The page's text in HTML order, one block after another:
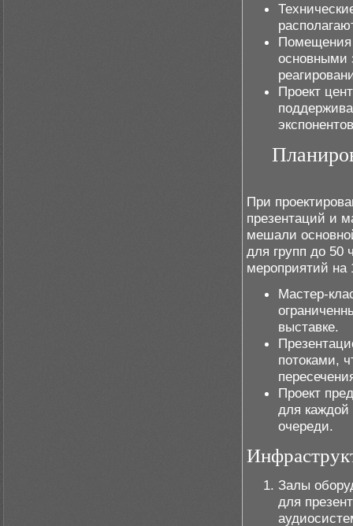
Помещения
основными
Проект
При
презентаций и
мешали
для групп до 50
мероприятий на
Мастер-
выставке.
потоками,
Проект
для каждой
очереди.
Залы
для